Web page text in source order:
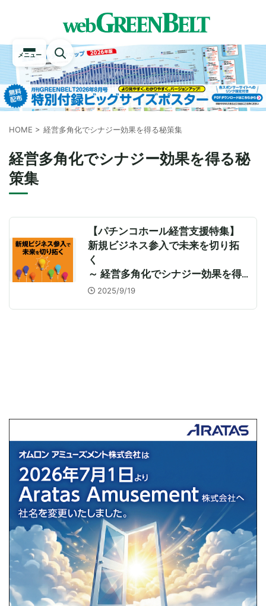
メニュー
HOME > 経営多角化でシナジー効果を得る秘策集
経営多角化でシナジー効果を得る秘
策集
【パチンコホール経営支援特集】
新規ビジネス参入で未来を切り拓
く
～ 経営多角化でシナジー効果を得
る秘策集 ～
2025/9/19